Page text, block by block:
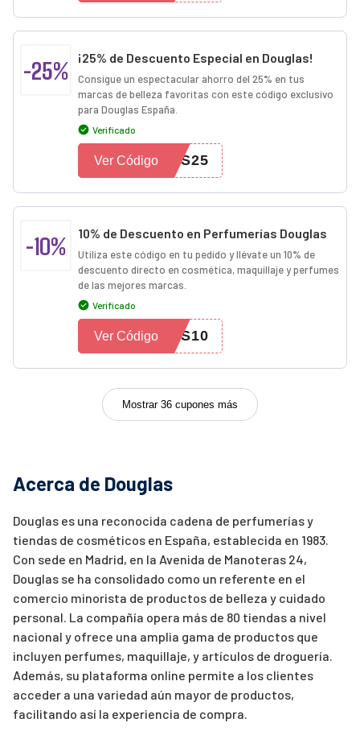
-25% ¡25% de Descuento Especial en Douglas!
Consigue un espectacular ahorro del 25% en tus
marcas de belleza favoritas con este código exclusivo
para Douglas España.
Verificado
AS25
Ver Código
-10% 10% de Descuento en Perfumerías Douglas
Utiliza este código en tu pedido y llévate un 10% de
descuento directo en cosmética, maquillaje y perfumes
de las mejores marcas.
Verificado
AS10
Ver Código
Mostrar 36 cupones más
Acerca de Douglas
Douglas es una reconocida cadena de perfumerías y
tiendas de cosméticos en España, establecida en 1983.
Con sede en Madrid, en la Avenida de Manoteras 24,
Douglas se ha consolidado como un referente en el
comercio minorista de productos de belleza y cuidado
personal. La compañía opera más de 80 tiendas a nivel
nacional y ofrece una amplia gama de productos que
incluyen perfumes, maquillaje, y artículos de droguería.
Además, su plataforma online permite a los clientes
acceder a una variedad aún mayor de productos,
facilitando así la experiencia de compra.